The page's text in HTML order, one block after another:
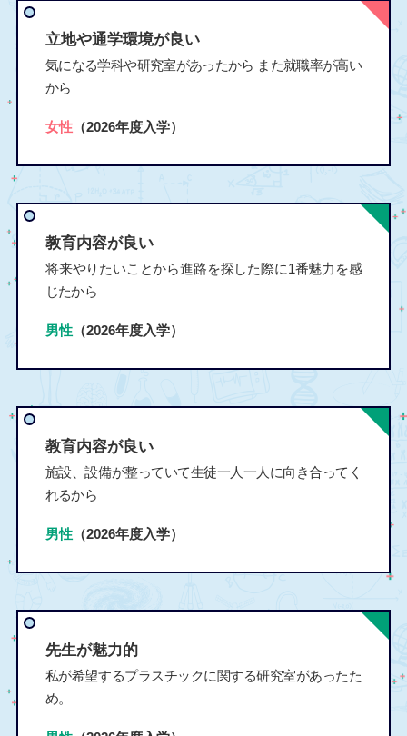
立地や通学環境が良い
気になる学科や研究室があったから また就職率が高い
から
女性（2026年度入学）
教育内容が良い
将来やりたいことから進路を探した際に1番魅力を感
じたから
男性（2026年度入学）
教育内容が良い
施設、設備が整っていて生徒一人一人に向き合ってく
れるから
男性（2026年度入学）
先生が魅力的
私が希望するプラスチックに関する研究室があったた
め。